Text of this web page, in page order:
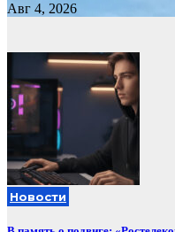
Авг 4, 2026
Новости